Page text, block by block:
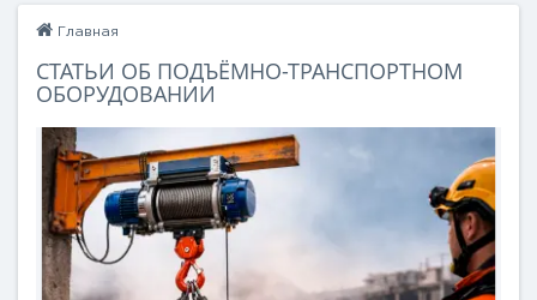
Главная
СТАТЬИ ОБ ПОДЪЁМНО-ТРАНСПОРТНОМ
ОБОРУДОВАНИИ